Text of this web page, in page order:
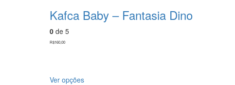
Kafca Baby – Fantasia Dino
0 de 5
R$160,00
Ver opções